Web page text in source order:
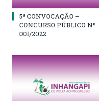
5ª CONVOCAÇÃO –
CONCURSO PÚBLICO Nº
001/2022